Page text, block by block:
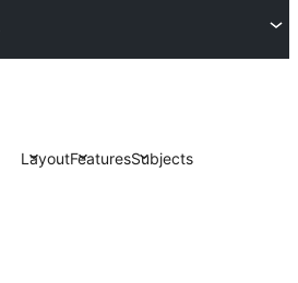
LayoutFeaturesSubjects